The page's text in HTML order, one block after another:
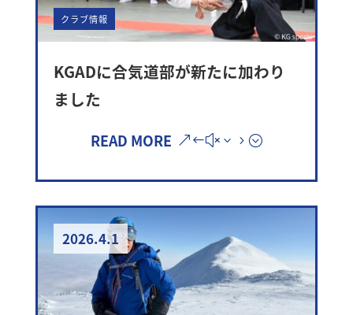
クラブ情報
KGADに合気道部が新たに加わり
ました
READ MORE
2026.4.1